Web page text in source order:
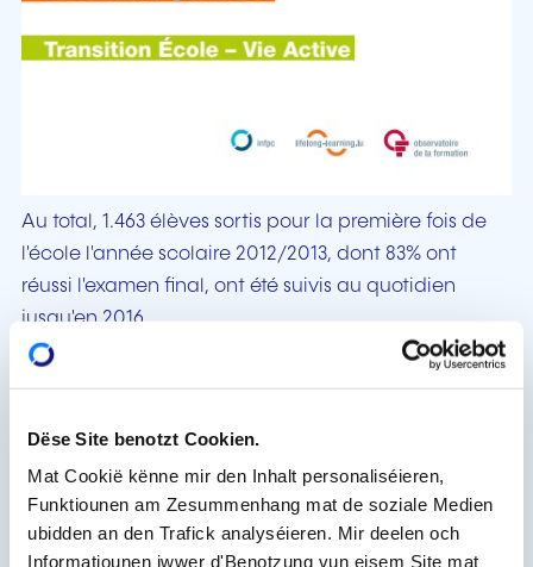
Dëse Site benotzt Cookien.
Mat Cookië kënne mir den Inhalt personaliséieren,
Funktiounen am Zesummenhang mat de soziale Medien
ubidden an den Trafick analyséieren. Mir deelen och
Informatiounen iwwer d'Benotzung vun eisem Site mat
Au total, 1.463 élèves sortis pour la première fois de
l'école l'année scolaire 2012/2013, dont 83% ont
réussi l'examen final, ont été suivis au quotidien
jusqu'en 2016.
Une intégration rapide dans le monde du
travail
L'accès au premier emploi est rapide: seul un
diplômé sur quatre n'a toujours pas signé de contrat
de travail quatre mois après la sortie de l'école, en
2013. Le premier contrat de travail correspond à un